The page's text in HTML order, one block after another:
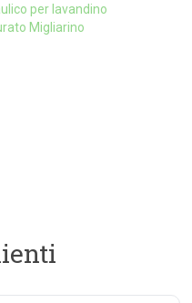
per lavandino
Migliarino